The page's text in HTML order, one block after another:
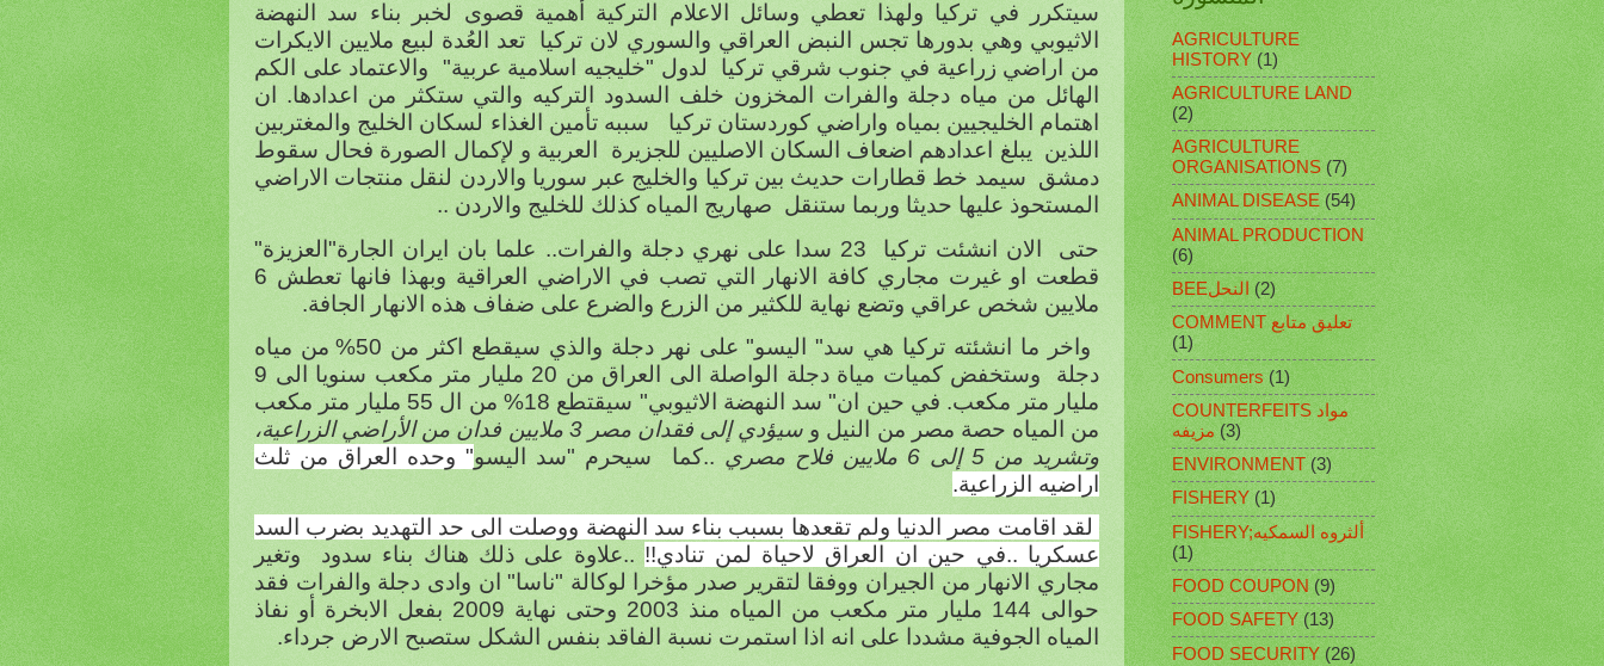
سيتكرر في تركيا ولهذا تعطي وسائل الاعلام التركية أهمية قصوى لخبر بناء سد النهضة
الاثيوبي وهي بدورها تجس النبض العراقي والسوري لان تركيا
تعد العُدة لبيع ملايين الايكرات
من اراضي زراعية في جنوب شرقي تركيا
لدول "خليجيه اسلامية عربية"
والاعتماد على الكم
الهائل من مياه دجلة والفرات المخزون خلف السدود التركيه والتي ستكثر من اعدادها. ان
اهتمام الخليجيين بمياه واراضي كوردستان تركيا
سببه تأمين الغذاء لسكان الخليج والمغتربين
اللذين يبلغ اعدادهم اضعاف السكان الاصليين للجزيرة
العربية و لإكمال الصورة فحال سقوط
دمشق سيمد خط قطارات حديث بين تركيا والخليج عبر سوريا والاردن لنقل منتجات الاراضي
المستحوذ عليها حديثا وربما ستنقل صهاريج المياه كذلك للخليج والاردن ..
حتى
الان انشئت تركيا
23 سدا على نهري دجلة والفرات.. علما بان ايران الجارة"العزيزة"
قطعت او غيرت مجاري كافة الانهار التي تصب في الاراضي العراقية وبهذا فانها تعطش 6
ملايين شخص عراقي وتضع نهاية للكثير من الزرع والضرع على ضفاف هذه الانهار الجافة.
واخر ما انشئته تركيا هي سد" اليسو" على نهر دجلة والذي سيقطع اكثر من 50% من مياه
دجلة
وستخفض كميات مياة دجلة الواصلة الى العراق من 20 مليار متر مكعب سنويا الى 9
مليار متر مكعب. في حين ان" سد النهضة الاثيوبي" سيقتطع 18% من ال 55 مليار متر مكعب
من المياه حصة مصر من النيل و
سيؤدي إلى فقدان مصر 3 ملايين فدان من الأراضي الزراعية،
وتشريد من 5 إلى 6 ملايين فلاح مصري
..كما سيحرم "سد اليسو" وحده العراق من ثلث
اراضيه الزراعية.
لقد اقامت مصر الدنيا ولم تقعدها بسبب بناء سد النهضة ووصلت الى حد التهديد بضرب السد
عسكريا ..في حين ان العراق لاحياة لمن تنادي!! ..علاوة على ذلك هناك بناء سدود
وتغير
مجاري الانهار من الجيران ووفقا لتقرير صدر مؤخرا لوكالة "ناسا" ان وادى دجلة والفرات فقد
حوالى 144 مليار متر مكعب من المياه منذ 2003 وحتى نهاية 2009 بفعل الابخرة أو نفاذ
المياه الجوفية مشددا على انه اذا استمرت نسبة الفاقد بنفس الشكل ستصبح الارض جرداء.
AGRICULTURE
HISTORY (1)
AGRICULTURE LAND
(2)
AGRICULTURE
ORGANISATIONS (7)
ANIMAL DISEASE (54)
ANIMAL PRODUCTION
(6)
BEEالنحل (2)
COMMENT تعليق متابع
(1)
Consumers (1)
COUNTERFEITS مواد
مزيفه (3)
ENVIRONMENT (3)
FISHERY (1)
FISHERY;ألثروه السمكيه
(1)
FOOD COUPON (9)
FOOD SAFETY (13)
FOOD SECURITY (26)